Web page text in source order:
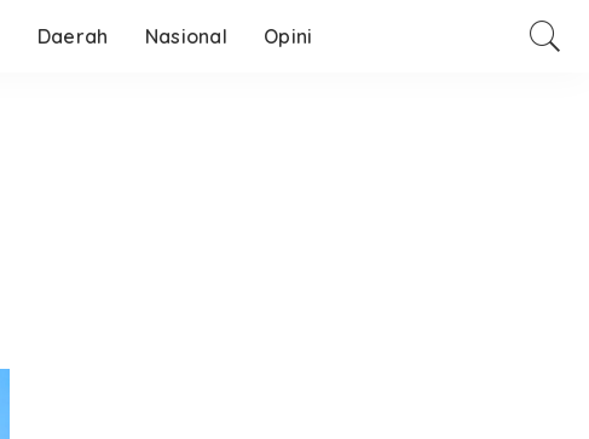
Daerah Nasional Opini